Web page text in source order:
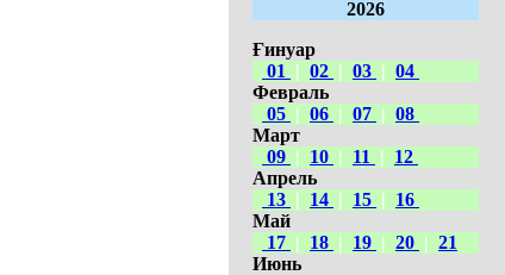
2026
Ғинуар
01
| 02 | 03 | 04
Февраль
05 | 06 | 07 | 08
Март
09 | 10 | 11 |
12
Апрель
13 | 14 | 15 |
16
Май
17 | 18 | 19 | 20 | 21
Июнь